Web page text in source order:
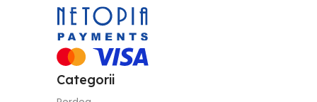
Categorii